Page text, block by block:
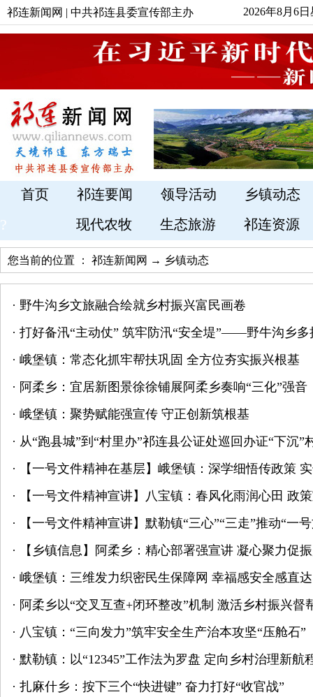
祁连新闻网 | 中共祁连县委宣传部主办 2026年8月6
首页 祁连要闻 领导活动 乡镇动态
? 现代农牧 生态旅游 祁连资源
您当前的位置 ： 祁连新闻网 → 乡镇动态
· 野牛沟乡文旅融合绘就乡村振兴富民画卷
· 打好备汛“主动仗” 筑牢防汛“安全堤”——野牛沟乡
· 峨堡镇：常态化抓牢帮扶巩固 全方位夯实振兴根基
· 阿柔乡：宜居新图景徐徐铺展阿柔乡奏响“三化”强音
· 峨堡镇：聚势赋能强宣传 守正创新筑根基
· 从“跑县城”到“村里办”祁连县公证处巡回办证“下沉”
·
【一号文件精神在基层】峨堡镇：深学细悟传政策
·
【一号文件精神宣讲】八宝镇：春风化雨润心田 政
·
【一号文件精神宣讲】默勒镇“三心”“三走”推动“一
·
【乡镇信息】阿柔乡：精心部署强宣讲 凝心聚力促
· 峨堡镇：三维发力织密民生保障网 幸福感安全感直
· 阿柔乡以“交叉互查+闭环整改”机制 激活乡村振兴督
· 八宝镇：“三向发力”筑牢安全生产治本攻坚“压舱石”
· 默勒镇：以“12345”工作法为罗盘 定向乡村治理新航
· 扎麻什乡：按下三个“快进键” 奋力打好“收官战”